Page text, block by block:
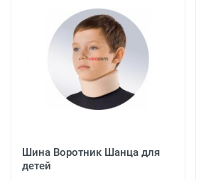
Шина Воротник Шанца для
детей